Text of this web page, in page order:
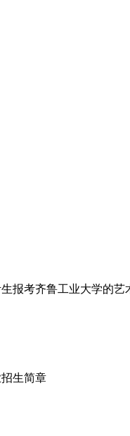
报考齐鲁工业大学的
生简章